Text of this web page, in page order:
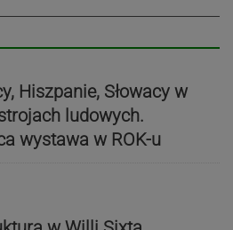
Hiszpanie, Słowacy w
ludowych.
wystawa w ROK-u